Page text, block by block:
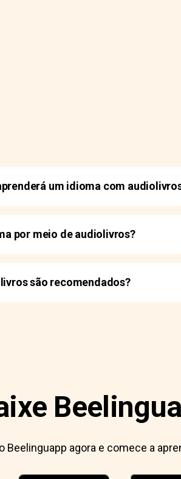
um idioma com
por meio de audiolivros?
são recomendados?
Beelinguapp agora e comece a